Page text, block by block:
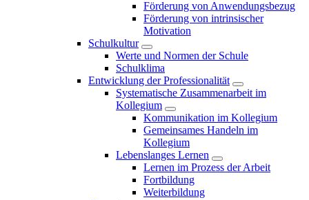
Förderung von Anwendungsbezug
Förderung von intrinsischer
Motivation
Schulkultur
Werte und Normen der Schule
Schulklima
Entwicklung der Professionalität
Systematische Zusammenarbeit im
Kollegium
Kommunikation im Kollegium
Gemeinsames Handeln im
Kollegium
Lebenslanges Lernen
Lernen im Prozess der Arbeit
Fortbildung
Weiterbildung